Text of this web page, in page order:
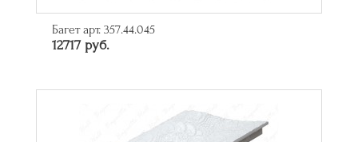
Багет арт. 357.44.045
12717 руб.